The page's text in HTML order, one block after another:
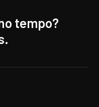
tempo?